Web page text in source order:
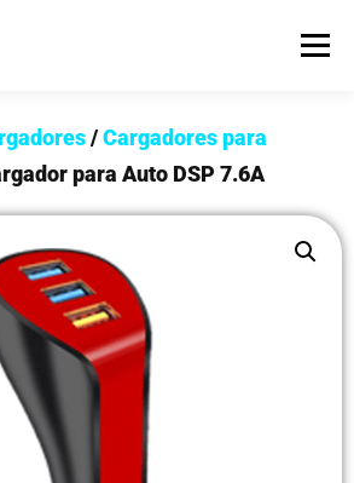
Menú
MAGNET! <<< FUNDAS
Flip Cover
/Cargadores para
para Auto DSP 7.6A